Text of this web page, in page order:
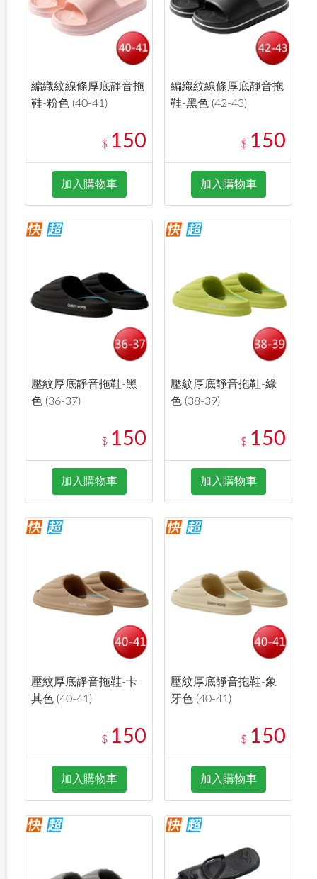
編織紋線條厚底靜音拖
鞋-粉色 (40-41)
$ 150
加入購物車
編織紋線條厚底靜音拖
鞋-黑色 (42-43)
$ 150
加入購物車
壓紋厚底靜音拖鞋-黑
色 (36-37)
$ 150
加入購物車
壓紋厚底靜音拖鞋-綠
色 (38-39)
$ 150
加入購物車
壓紋厚底靜音拖鞋-卡
其色 (40-41)
$ 150
加入購物車
壓紋厚底靜音拖鞋-象
牙色 (40-41)
$ 150
加入購物車